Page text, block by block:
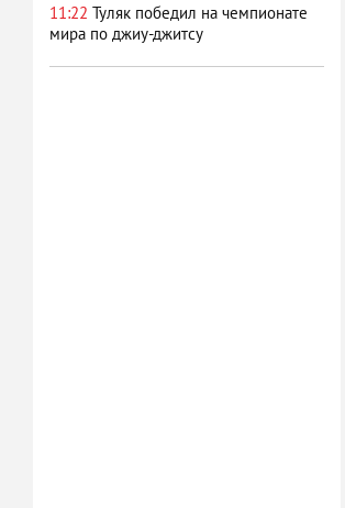
11:22 Туляк победил на чемпионате
мира по джиу‑джитсу